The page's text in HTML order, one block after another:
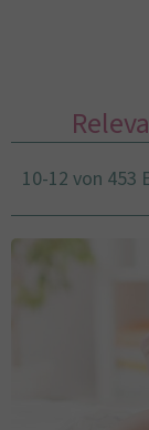
10-12 von 453